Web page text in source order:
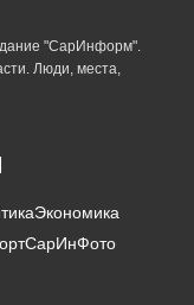
"СарИнформ".
Люди, места,
Экономика
СарИнФото